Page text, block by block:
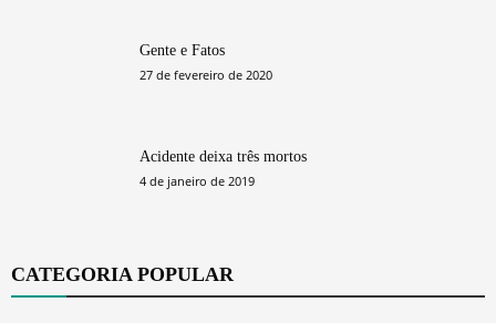
Gente e Fatos
27 de fevereiro de 2020
Acidente deixa três mortos
4 de janeiro de 2019
CATEGORIA POPULAR